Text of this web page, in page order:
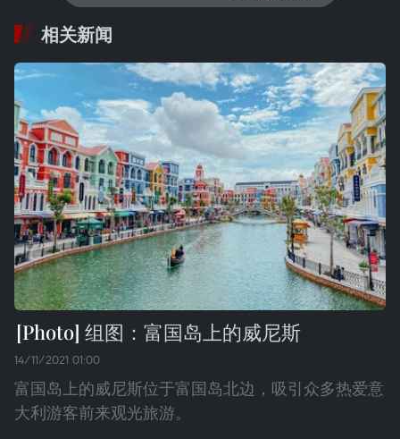
相关新闻
组图：富国岛上的威尼斯
14/11/2021 01:00
富国岛上的威尼斯位于富国岛北边，吸引众多热爱意
大利游客前来观光旅游。